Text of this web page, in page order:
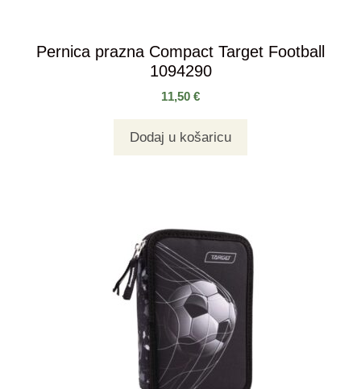
Pernica prazna Compact Target Football
1094290
11,50 €
Dodaj u košaricu